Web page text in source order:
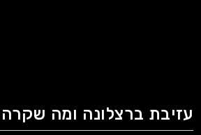
עזיבת ברצלונה ומה